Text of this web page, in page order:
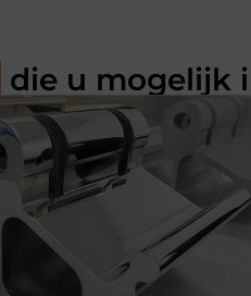
die u mogelijk